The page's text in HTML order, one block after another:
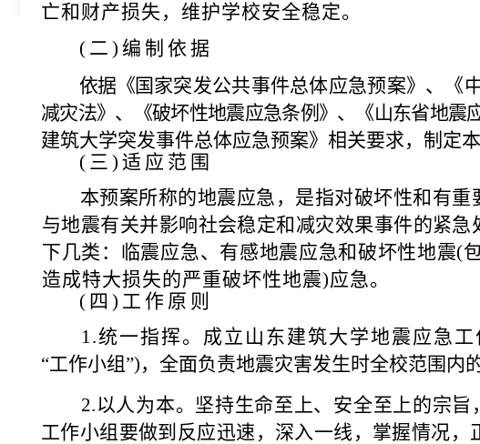
亡和财产损失，维护学校安全稳定。
( 二 ) 编制依据
依据《国家突发公共事件总体应急预案》、《
减灾法》、《破坏性地震应急条例》、《山东省地震
建筑大学突发事件总体应急预案》相关要求，制定
( 三 ) 适应范围
本预案所称的地震应急，是指对破坏性和有重
与地震有关并影响社会稳定和减灾效果事件的紧急
下几类：临震应急、有感地震应急和破坏性地震(
造成特大损失的严重破坏性地震)应急。
( 四 ) 工作原则
1.统一指挥。成立山东建筑大学地震应急工
“工作小组”)，全面负责地震灾害发生时全校范围内
2.以人为本。坚持生命至上、安全至上的宗旨
工作小组要做到反应迅速，深入一线，掌握情况，